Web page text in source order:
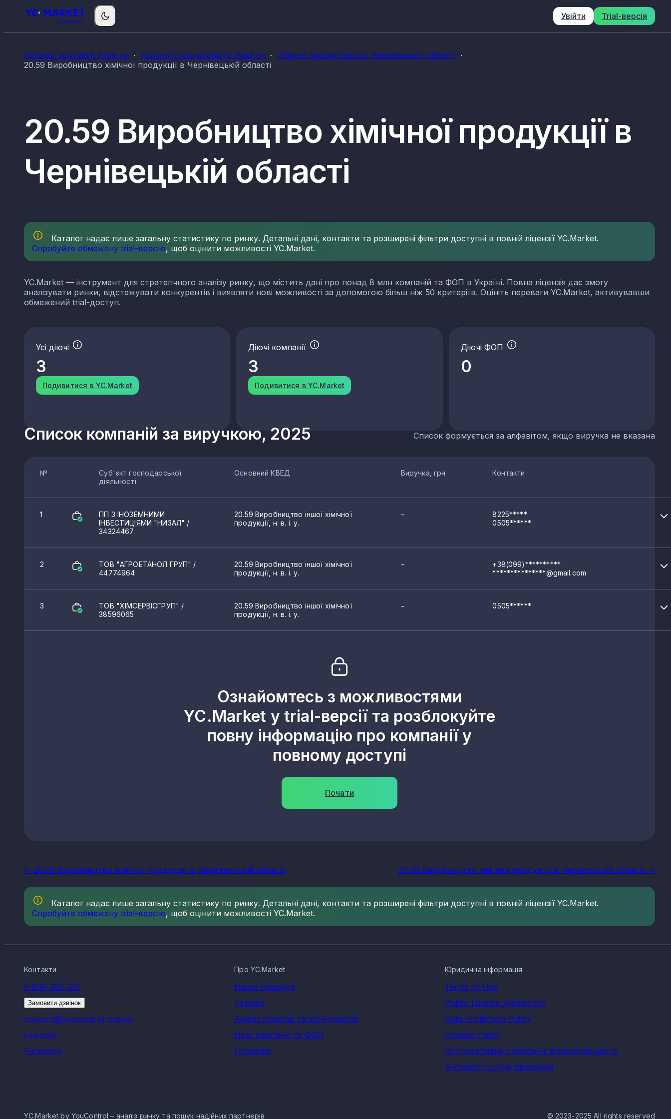
Увійти Trial-версія
Каталог компаній України Хімічна промисловість України
Хімічна промисловість Чернівецької області
20.59 Виробництво хімічної продукції в Чернівецькій області
20.59 Виробництво хімічної продукції в
Чернівецькій області
Каталог надає лише загальну статистику по ринку. Детальні дані, контакти та розширені фільтри доступні в повній ліцензії YC.Market.
Спробуйте обмежену trial-версію, щоб оцінити можливості YC.Market.
YC.Market — інструмент для стратегічного аналізу ринку, що містить дані про понад 8 млн компаній та ФОП в Україні. Повна ліцензія дає змогу
аналізувати ринки, відстежувати конкурентів і виявляти нові можливості за допомогою більш ніж 50 критеріїв. Оцініть переваги YC.Market, активувавши
обмежений trial-доступ.
Усі діючі
3
Подивитися в YC.Market
Діючі компанії
3
Подивитися в YC.Market
Діючі ФОП
0
Список компаній за виручкою, 2025 Список формується за алфавітом, якщо виручка не вказана
№
Суб'єкт господарської
діяльності
Основний КВЕД Виручка, грн Контакти
1
ПП З ІНОЗЕМНИМИ
ІНВЕСТИЦІЯМИ "НИЗАЛ" /
34324467
20.59 Виробництво іншої хімічної
продукції, н. в. і. у.
–
8225*****
0505******
2 ТОВ "АГРОЕТАНОЛ ГРУП" /
44774964
20.59 Виробництво іншої хімічної
продукції, н. в. і. у.
–
+38(099)**********
***************@gmail.com
3 ТОВ "ХІМСЕРВІСГРУП" /
38596065
20.59 Виробництво іншої хімічної
продукції, н. в. і. у.
– 0505******
Ознайомтесь з можливостями
YC.Market у trial-версії та розблокуйте
повну інформацію про компанії у
повному доступі
Почати
<- 20.59 Виробництво хімічної продукції в Закарпатській області 20.59 Виробництво хімічної продукції в Чернігівській області ->
Каталог надає лише загальну статистику по ринку. Детальні дані, контакти та розширені фільтри доступні в повній ліцензії YC.Market.
Спробуйте обмежену trial-версію, щоб оцінити можливості YC.Market.
Контакти
0 800 302 120
Замовити дзвінок
support@youcontrol.market
LinkedIn
Facebook
Про YC.Market
Наша команда
Тарифи
Аналіз клієнтів та конкурентів
Нові компанії та ФОП
Громади
Юридична інформація
Terms of Use
Public License Agreement
Data Protection Policy
Cookies Policy
Корпоративна соціальна відповідальність
Антикорупційна програма
YC.Market by YouControl – аналіз ринку та пошук надійних партнерів © 2023-2025 All rights reserved